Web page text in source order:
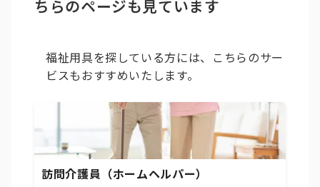
ちらのページも見ています
福祉用具を探している方には、こちらのサー
ビスもおすすめいたします。
訪問介護員（ホームヘルパー）